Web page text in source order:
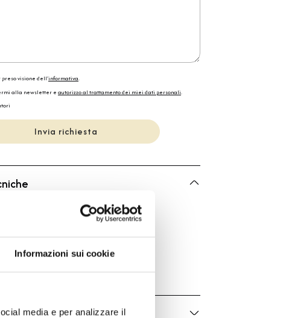
Informazioni sui cookie
media e per analizzare il
visione dell'informativa.
alla newsletter e autorizzo al trattamento dei miei dati personali.
Invia richiesta
MINPEN2CRO5BOG